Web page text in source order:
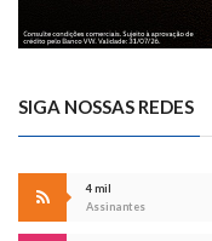
SIGA NOSSAS REDES
4 mil
Assinantes